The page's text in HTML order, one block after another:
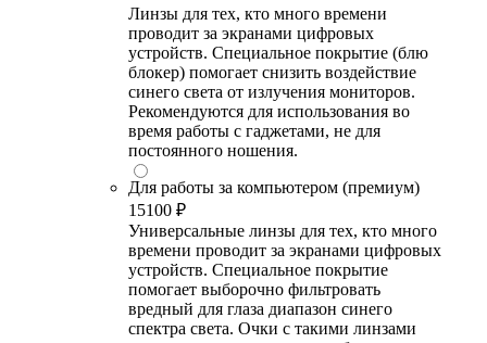
Линзы для тех, кто много времени
проводит за экранами цифровых
устройств. Специальное покрытие (блю
блокер) помогает снизить воздействие
синего света от излучения мониторов.
Рекомендуются для использования во
время работы с гаджетами, не для
постоянного ношения.
Для работы за компьютером (премиум)
15100 ₽
Универсальные линзы для тех, кто много
времени проводит за экранами цифровых
устройств. Специальное покрытие
помогает выборочно фильтровать
вредный для глаза диапазон синего
спектра света. Очки с такими линзами